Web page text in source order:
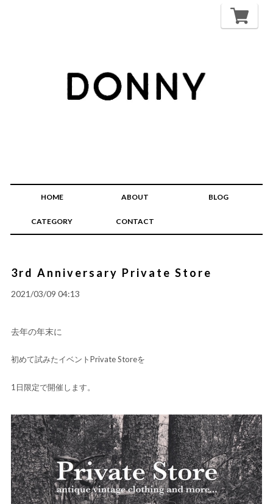
HOME ABOUT BLOG
CATEGORY CONTACT
3rd Anniversary Private Store
2021/03/09 04:13
去年の年末に
初めて試みたイベントPrivate Storeを
1日限定で開催します。